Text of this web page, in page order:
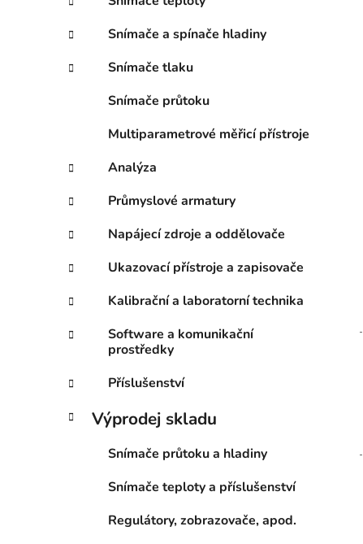
Snímače a spínače hladiny
Snímače tlaku
Snímače průtoku
Multiparametrové měřicí přístroje
Analýza
Průmyslové armatury
Napájecí zdroje a oddělovače
Ukazovací přístroje a zapisovače
Kalibrační a laboratorní technika
Software a komunikační
prostředky
Příslušenství
Výprodej skladu
Snímače průtoku a hladiny
Snímače teploty a příslušenství
Regulátory, zobrazovače, apod.